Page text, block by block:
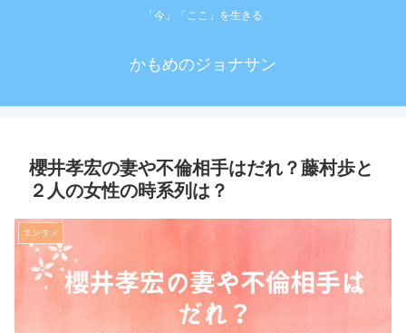
「今」「ここ」を生きる
かもめのジョナサン
櫻井孝宏の妻や不倫相手はだれ？藤村歩と
２人の女性の時系列は？
エンタメ